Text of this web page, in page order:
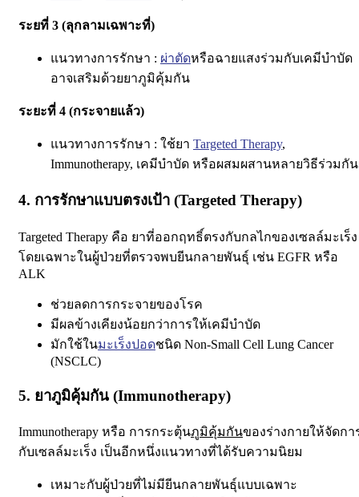
ระยที่ 3 (ลุกลามเฉพาะที่)
แนวทางการรักษา : ผ่าตัดหรือฉายแสงร่วมกับเคมีบำบัด
อาจเสริมด้วยยาภูมิคุ้มกัน
ระยะที่ 4 (กระจายแล้ว)
แนวทางการรักษา : ใช้ยา Targeted Therapy,
Immunotherapy, เคมีบำบัด หรือผสมผสานหลายวิธีร่วมกัน
4. การรักษาแบบตรงเป้า (Targeted Therapy)
Targeted Therapy คือ ยาที่ออกฤทธิ์ตรงกับกลไกของเซลล์มะเร็ง
โดยเฉพาะในผู้ป่วยที่ตรวจพบยีนกลายพันธุ์ เช่น EGFR หรือ
ALK
ช่วยลดการกระจายของโรค
มีผลข้างเคียงน้อยกว่าการให้เคมีบำบัด
มักใช้ในมะเร็งปอดชนิด Non-Small Cell Lung Cancer
(NSCLC)
5. ยาภูมิคุ้มกัน (Immunotherapy)
Immunotherapy หรือ การกระตุ้นภูมิคุ้มกันของร่างกายให้จัดกา
กับเซลล์มะเร็ง เป็นอีกหนึ่งแนวทางที่ได้รับความนิยม
เหมาะกับผู้ป่วยที่ไม่มียีนกลายพันธุ์แบบเฉพาะ